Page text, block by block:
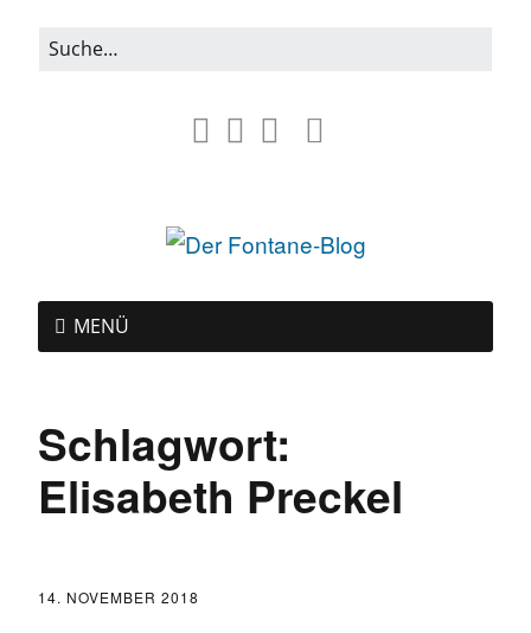
MENÜ
Schlagwort:
Elisabeth Preckel
14. NOVEMBER 2018